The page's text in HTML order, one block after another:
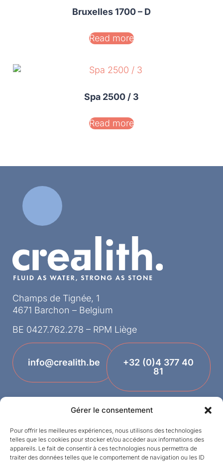
Gérer le consentement
Pour offrir les meilleures expériences, nous utilisons des technologies
telles que les cookies pour stocker et/ou accéder aux informations des
appareils. Le fait de consentir à ces technologies nous permettra de
traiter des données telles que le comportement de navigation ou les ID
Bruxelles 1700 – D
Read more
Spa 2500 / 3
Read more
Champs de Tignée, 1
4671 Barchon – Belgium
BE 0427.762.278 – RPM Liège
info@crealith.be
+32 (0)4 377 40
81